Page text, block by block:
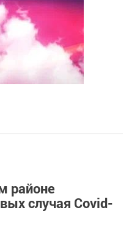
районе
случая Covid-